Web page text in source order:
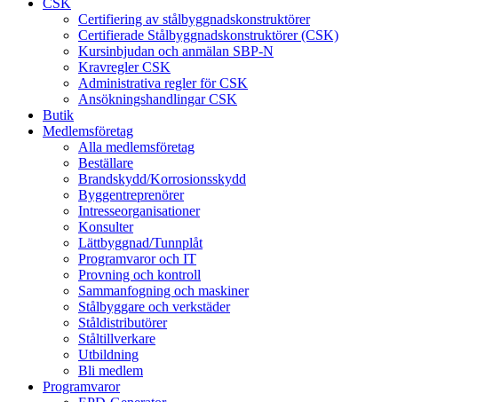
CSK
Certifiering av stålbyggnadskonstruktörer
Certifierade Stålbyggnadskonstruktörer (CSK)
Kursinbjudan och anmälan SBP-N
Kravregler CSK
Administrativa regler för CSK
Ansökningshandlingar CSK
Butik
Medlemsföretag
Alla medlemsföretag
Beställare
Brandskydd/Korrosionsskydd
Byggentreprenörer
Intresseorganisationer
Konsulter
Lättbyggnad/Tunnplåt
Programvaror och IT
Provning och kontroll
Sammanfogning och maskiner
Stålbyggare och verkstäder
Ståldistributörer
Ståltillverkare
Utbildning
Bli medlem
Programvaror